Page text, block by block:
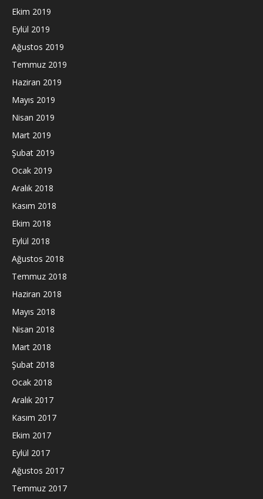
Ekim 2019
Eylül 2019
Ağustos 2019
Temmuz 2019
Haziran 2019
Mayıs 2019
Nisan 2019
Mart 2019
Şubat 2019
Ocak 2019
Aralık 2018
Kasım 2018
Ekim 2018
Eylül 2018
Ağustos 2018
Temmuz 2018
Haziran 2018
Mayıs 2018
Nisan 2018
Mart 2018
Şubat 2018
Ocak 2018
Aralık 2017
Kasım 2017
Ekim 2017
Eylül 2017
Ağustos 2017
Temmuz 2017